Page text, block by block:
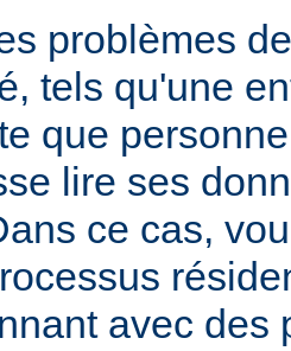
problèmes
tels qu'une
que
lire ses
ce cas,
avec des